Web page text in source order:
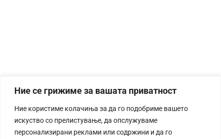
Ние се грижиме за вашата приватност
Ние користиме колачиња за да го подобриме вашето
искуство со прелистување, да опслужуваме
персонализирани реклами или содржини и да го